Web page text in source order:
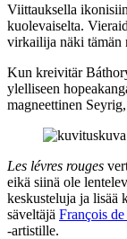
Viittauksella
kuolevaiselta.
virkailija näki tämän
Kun kreivitär
ylelliseen
magneettinen
Les lévres rouges
eikä siinä ole
keskusteluja ja lisää
säveltäjä François
‑artistille.